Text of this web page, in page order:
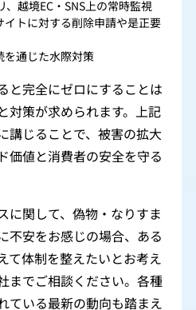
トに対する削除申請や是正要
通じた水際対策
完全にゼロにすることは
策が求められます。上記
じることで、被害の拡大
値と消費者の安全を守る
関して、偽物・なりすま
不安をお感じの場合、ある
体制を整えたいとお考え
でご相談ください。各種